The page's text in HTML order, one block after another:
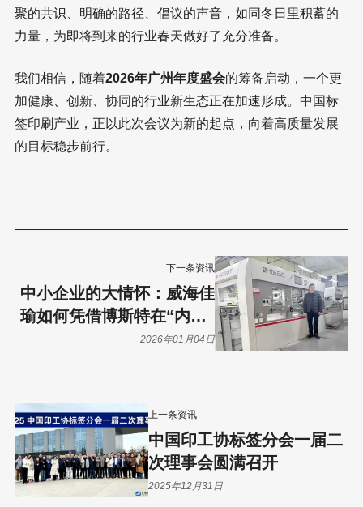
聚的共识、明确的路径、倡议的声音，如同冬日里积蓄的
力量，为即将到来的行业春天做好了充分准备。
我们相信，随着2026年广州年度盛会的筹备启动，一个更
加健康、创新、协同的行业新生态正在加速形成。中国标
签印刷产业，正以此次会议为新的起点，向着高质量发展
的目标稳步前行。
上一条资讯
中国印工协标签分会一届二
次理事会圆满召开
2025年12月31日
下一条资讯
中小企业的大情怀：威海佳
瑜如何凭借博斯特在“内卷”
中实现品质突围？
2026年01月04日